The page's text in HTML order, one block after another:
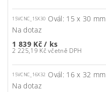
15VCNC_15X30 Ovál: 15 x 30 mm
Na dotaz
1 839 Kč/ ks
2 225,19 Kč včetně DPH
15VCNC_16X32 Ovál: 16 x 32 mm
Na dotaz